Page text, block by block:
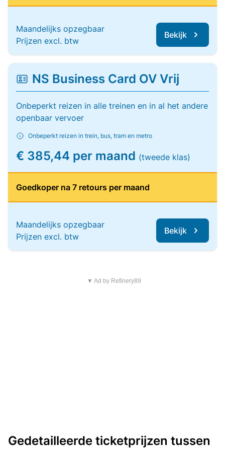
Maandelijks opzegbaar
Prijzen excl. btw
Bekijk
NS Business Card OV Vrij
Onbeperkt reizen in alle treinen en in al het andere
openbaar vervoer
Onbeperkt reizen in trein, bus, tram en metro
€ 385,44 per maand (tweede klas)
Goedkoper na 7 retours per maand
Maandelijks opzegbaar
Prijzen excl. btw
Bekijk
▼ Ad by Refinery89
Gedetailleerde ticketprijzen tussen